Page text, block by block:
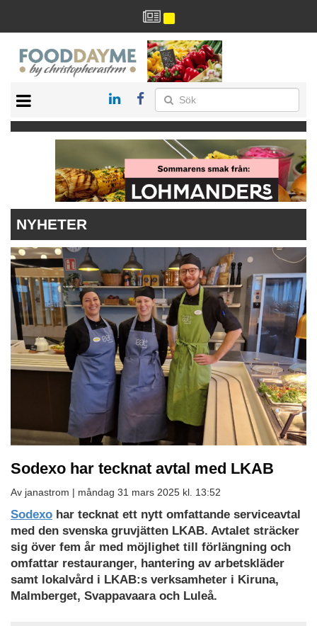
DRYCK
RECEPT
RESTAURANG
NYHETER
Sodexo har tecknat avtal med LKAB
Av janastrom | måndag 31 mars 2025 kl. 13:52
Sodexo har tecknat ett nytt omfattande serviceavtal
med den svenska gruvjätten LKAB. Avtalet sträcker
sig över fem år med möjlighet till förlängning och
omfattar restauranger, hantering av arbetskläder
samt lokalvård i LKAB:s verksamheter i Kiruna,
Malmberget, Svappavaara och Luleå.